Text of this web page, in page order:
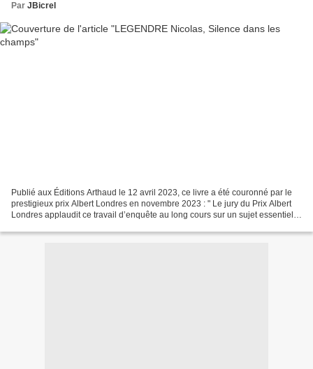
Par JBicrel
Publié aux Éditions Arthaud le 12 avril 2023, ce livre a été couronné par le
prestigieux prix Albert Londres en novembre 2023 : " Le jury du Prix Albert
Londres applaudit ce travail d’enquête au long cours sur un sujet essentiel,